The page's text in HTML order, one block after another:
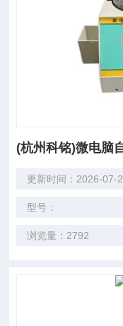
(杭州科铭)微电脑
更新时间：2026-07-
型号：
浏览量：2792